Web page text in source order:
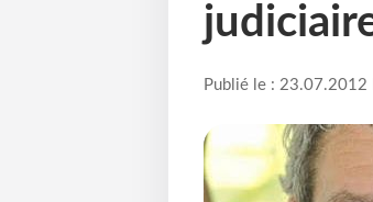
Publié le :